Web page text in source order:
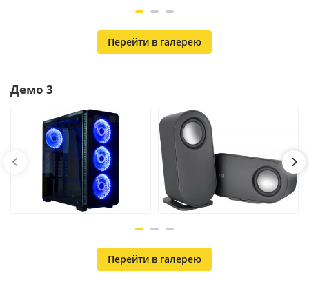
Перейти в галерею
Демо 3
Перейти в галерею